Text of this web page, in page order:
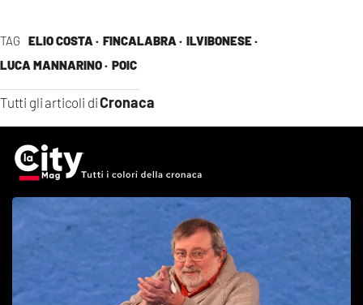
App
APPLE
TAG ELIO COSTA · FINCALABRA · ILVIBONESE ·
LUCA MANNARINO · POIC
Tutti gli articoli diCronaca